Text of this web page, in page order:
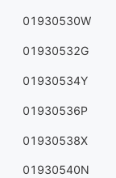
01930530W
01930532G
01930534Y
01930536P
01930538X
01930540N